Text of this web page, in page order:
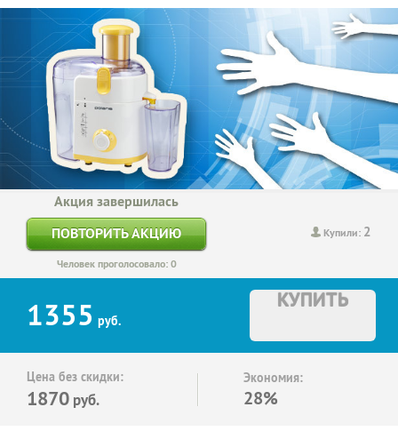
Купили: 2
Акция завершилась
ПОВТОРИТЬ АКЦИЮ
Человек проголосовало: 0
1355 руб.
КУПИТЬ
Цена без скидки:
1870 руб.
Экономия:
28%